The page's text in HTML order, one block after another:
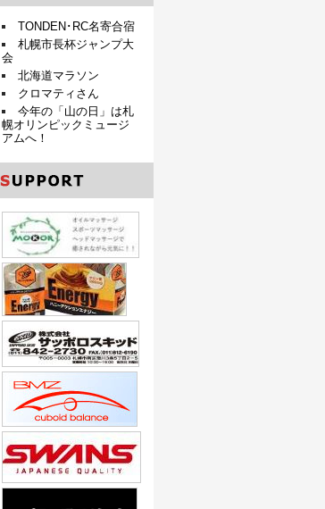
TONDEN･RC名寄合宿
札幌市長杯ジャンプ大
会
北海道マラソン
クロマティさん
今年の「山の日」は札
幌オリンピックミュージ
アムへ！